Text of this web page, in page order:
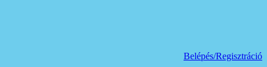
Belépés/Regisztráció